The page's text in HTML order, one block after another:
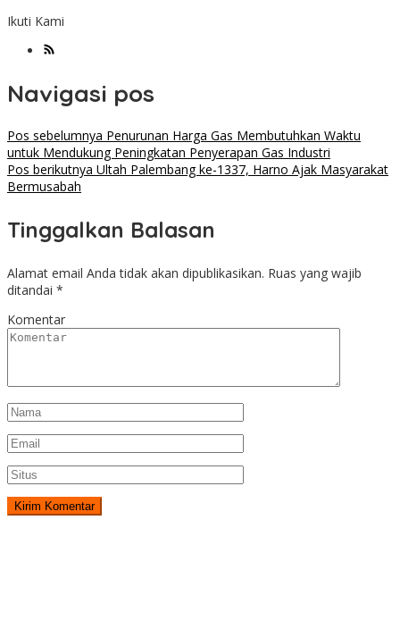
Ikuti Kami
Navigasi pos
Pos sebelumnya Penurunan Harga Gas Membutuhkan Waktu
untuk Mendukung Peningkatan Penyerapan Gas Industri
Pos berikutnya Ultah Palembang ke-1337, Harno Ajak Masyarakat
Bermusabah
Tinggalkan Balasan
Alamat email Anda tidak akan dipublikasikan. Ruas yang wajib
ditandai *
Komentar